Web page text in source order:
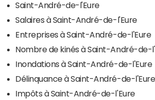
Saint-André-de-l'Eure
Salaires à Saint-André-de-l'Eure
Entreprises à Saint-André-de-l'Eure
Nombre de kinés à Saint-André-de-
Inondations à Saint-André-de-l'Eure
Délinquance à Saint-André-de-l'Eure
Impôts à Saint-André-de-l'Eure